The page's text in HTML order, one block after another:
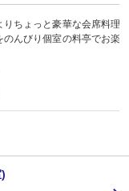
ちょっと豪華な会席料理
んびり個室の料亭でお楽
和え、三味串